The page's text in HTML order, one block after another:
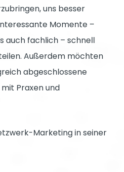
uns besser
Momente –
auch fachlich – schnell
Außerdem möchten
abgeschlossene
Praxen und
Marketing in seiner